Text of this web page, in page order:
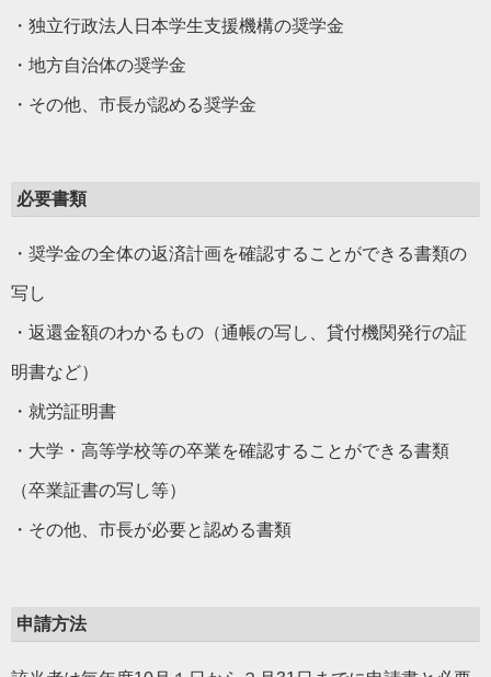
・独立行政法人日本学生支援機構の奨学金
・地方自治体の奨学金
・その他、市長が認める奨学金
必要書類
・奨学金の全体の返済計画を確認することができる書類の
写し
・返還金額のわかるもの（通帳の写し、貸付機関発行の証
明書など）
・就労証明書
・大学・高等学校等の卒業を確認することができる書類
（卒業証書の写し等）
・その他、市長が必要と認める書類
申請方法